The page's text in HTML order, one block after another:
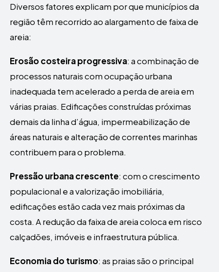
Diversos fatores explicam por que municípios da
região têm recorrido ao alargamento de faixa de
areia:
Erosão costeira progressiva: a combinação de
processos naturais com ocupação urbana
inadequada tem acelerado a perda de areia em
várias praias. Edificações construídas próximas
demais da linha d’água, impermeabilização de
áreas naturais e alteração de correntes marinhas
contribuem para o problema.
Pressão urbana crescente: com o crescimento
populacional e a valorização imobiliária,
edificações estão cada vez mais próximas da
costa. A redução da faixa de areia coloca em risco
calçadões, imóveis e infraestrutura pública.
Economia do turismo: as praias são o principal